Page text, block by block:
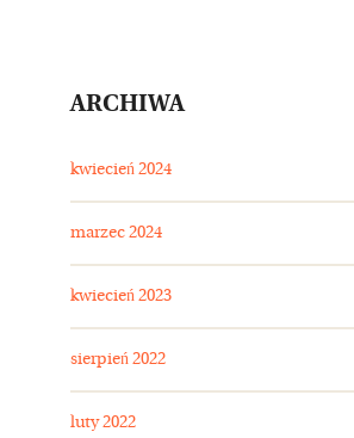
ARCHIWA
kwiecień 2024
marzec 2024
kwiecień 2023
sierpień 2022
luty 2022